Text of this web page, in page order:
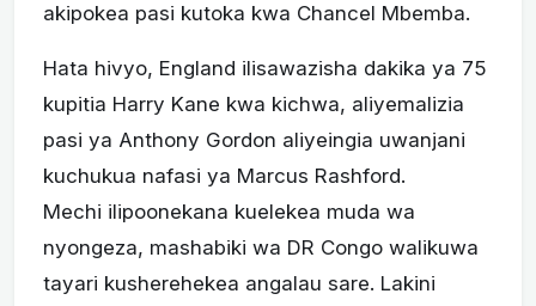
akipokea pasi kutoka kwa Chancel Mbemba.
Hata hivyo, England ilisawazisha dakika ya 75
kupitia Harry Kane kwa kichwa, aliyemalizia
pasi ya Anthony Gordon aliyeingia uwanjani
kuchukua nafasi ya Marcus Rashford.
Mechi ilipoonekana kuelekea muda wa
nyongeza, mashabiki wa DR Congo walikuwa
tayari kusherehekea angalau sare. Lakini